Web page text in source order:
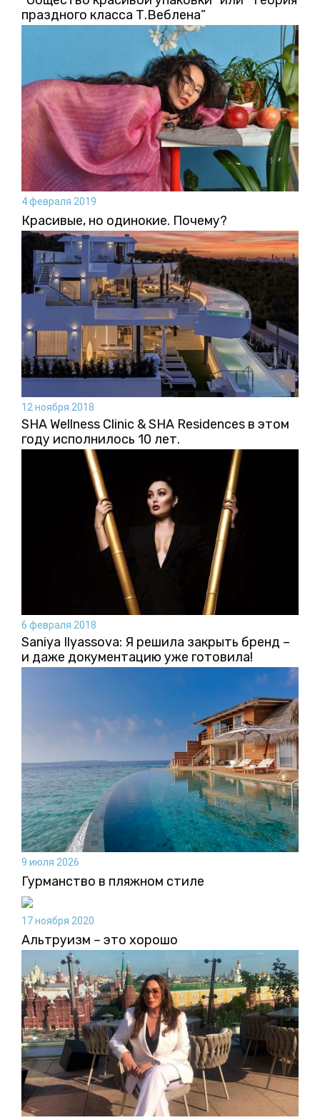
праздного класса Т.Веблена”
4 февраля 2019
Красивые, но одинокие. Почему?
12 ноября 2018
SHA Wellness Clinic & SHA Residences в этом
году исполнилось 10 лет.
6 февраля 2018
Saniya Ilyassova: Я решила закрыть бренд –
и даже документацию уже готовила!
9 июля 2026
Гурманство в пляжном стиле
17 ноября 2020
Альтруизм – это хорошо